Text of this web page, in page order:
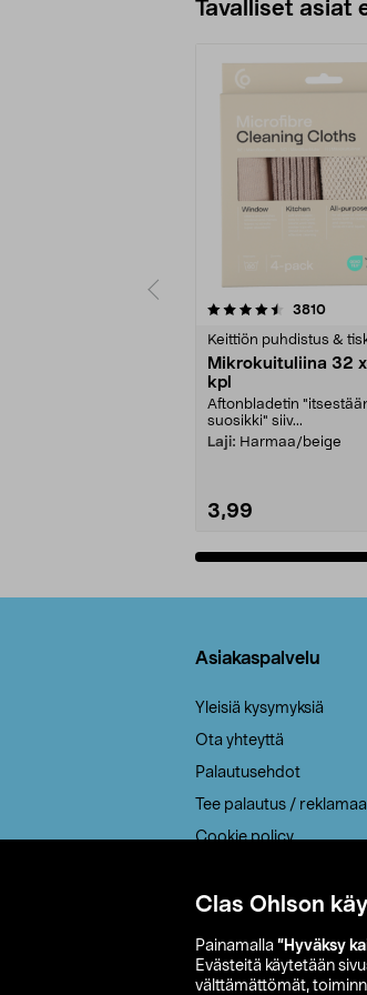
Clas Ohlson
Painamalla ”Hyväksy
Evästeitä käytetään
välttämättömät,
Tavalliset asiat
3810
Keittiön puhdistus &
Mikrokuituliina 32
kpl
Aftonbladetin
suosikki" siiv...
Laji: Harmaa/beige
3,99
4.5viidestä
Asiakaspalvelu
Yleisiä kysymyksiä
Ota yhteyttä
Palautusehdot
Tee palautus /
Cookie policy
Saavutettavuus